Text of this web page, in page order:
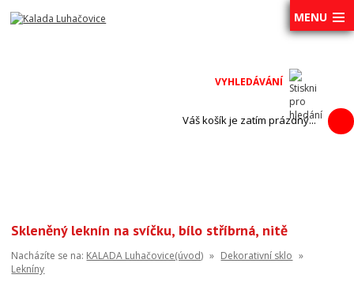
MENU
Váš košík je zatím prázdný...
Skleněný leknín na svíčku, bílo stříbrná, nitě
Nacházíte se na: KALADA Luhačovice(úvod) » Dekorativní sklo »
Lekníny